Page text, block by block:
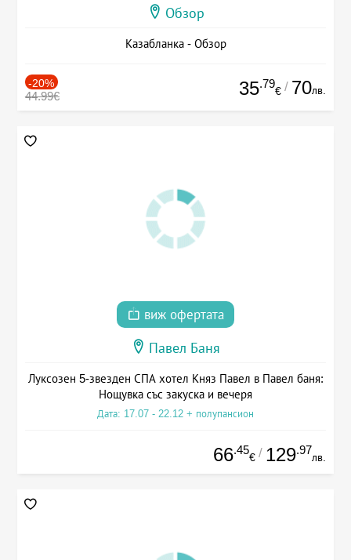
Обзор
Казабланка - Обзор
-20%
44.99€ 35.79
€ / 70лв.
виж офертата
Павел Баня
Луксозен 5-звезден СПА хотел Княз Павел в Павел баня:
Нощувка със закуска и вечеря
Дата: 17.07 - 22.12 + полупансион
66.45
€ / 129.97
лв.